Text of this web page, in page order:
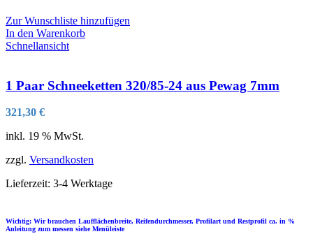
Zur Wunschliste hinzufügen
In den Warenkorb
Schnellansicht
1 Paar Schneeketten 320/85-24 aus Pewag 7mm
321,30 €
inkl. 19 % MwSt.
zzgl. Versandkosten
Lieferzeit: 3-4 Werktage
Wichtig: Wir brauchen Laufflächenbreite, Reifendurchmesser, Profilart und Restprofil ca. in %
Anleitung zum messen siehe Menüleiste